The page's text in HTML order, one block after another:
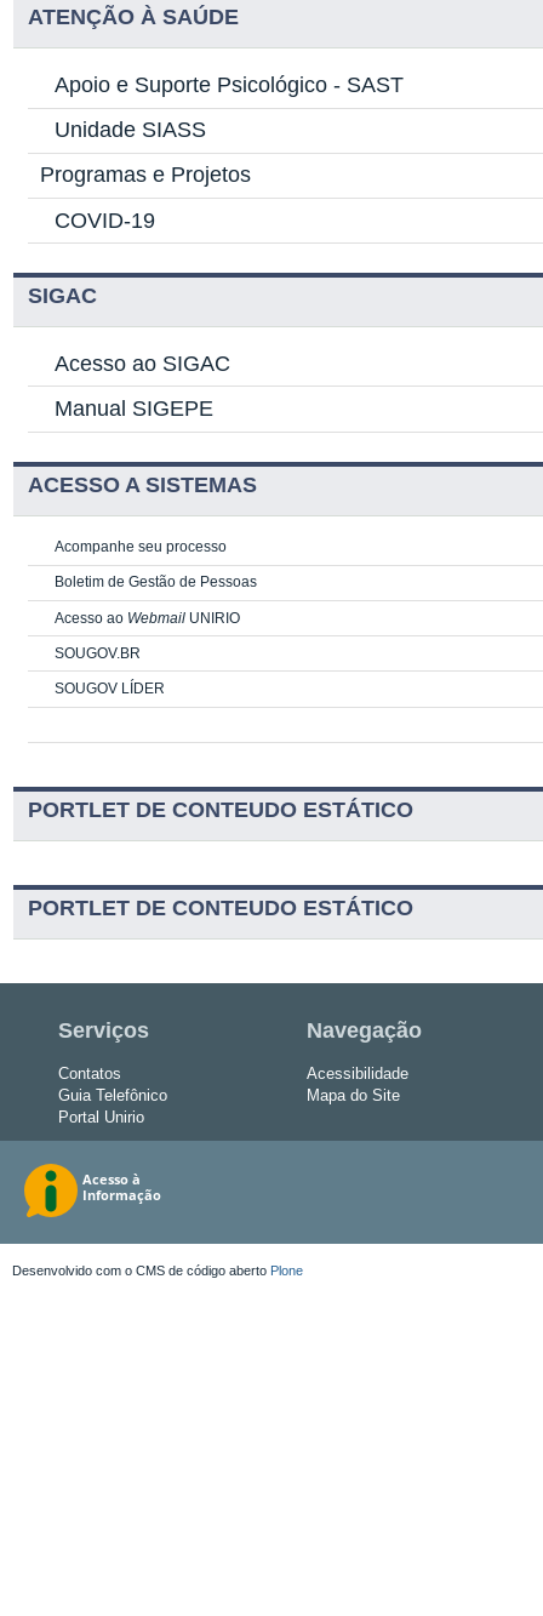
ATENÇÃO À SAÚDE
Apoio e Suporte Psicológico - SAST
Unidade SIASS
Programas e Projetos
COVID-19
SIGAC
Acesso ao SIGAC
Manual SIGEPE
ACESSO A SISTEMAS
Acompanhe seu processo
Boletim de Gestão de Pessoas
Acesso ao Webmail UNIRIO
SOUGOV.BR
SOUGOV LÍDER
PORTLET DE CONTEUDO ESTÁTICO
PORTLET DE CONTEUDO ESTÁTICO
Serviços
Contatos
Guia Telefônico
Portal Unirio
Navegação
Acessibilidade
Mapa do Site
Desenvolvido com o CMS de código aberto Plone